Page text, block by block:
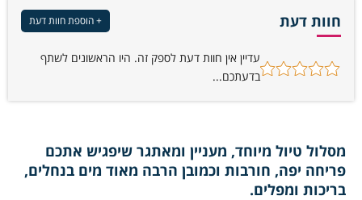
חוות דעת + הוספת חוות דעת
עדיין אין חוות דעת לספק זה. היו הראשונים לשתף
בדעתכם...
מסלול טיול מיוחד, מעניין ומאתגר שיפגיש אתכם
פריחה יפה, חורבות וכמובן הרבה מאוד מים בנחלים,
בריכות ומפלים.